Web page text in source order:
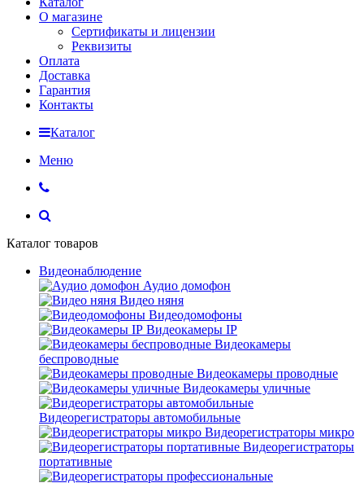
О магазине
Сертификаты и лицензии
Реквизиты
Оплата
Доставка
Гарантия
Контакты
Каталог
Меню
Каталог товаров
Видеонаблюдение
Аудио домофон
Видео няня
Видеодомофоны
Видеокамеры IP
Видеокамеры
беспроводные
Видеокамеры проводные
Видеокамеры уличные
Видеорегистраторы автомобильные
Видеорегистраторы микро
Видеорегистраторы
портативные